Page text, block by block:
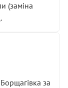
(заміна
за